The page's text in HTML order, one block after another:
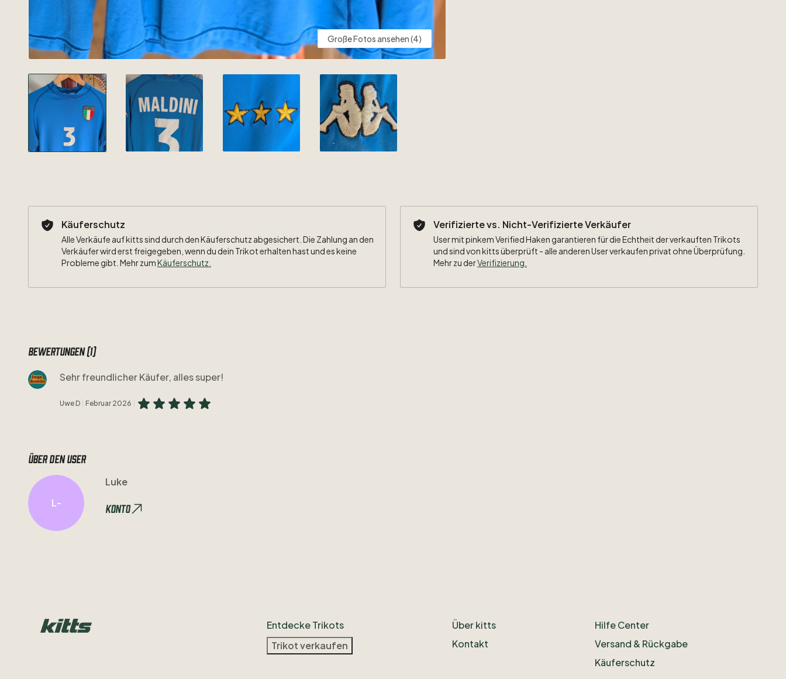
Große Fotos ansehen (4)
Käuferschutz
Alle Verkäufe auf kitts sind durch den Käuferschutz abgesichert. Die Zahlung an den
Verkäufer wird erst freigegeben, wenn du dein Trikot erhalten hast und es keine
Probleme gibt. Mehr zumKäuferschutz
Verifizierte vs. Nicht-Verifizierte Verkäufer
User mit pinkem Verified Haken garantieren für die Echtheit der verkauften Trikots
und sind von kitts überprüft - alle anderen User verkaufen privat ohne Überprüfung.
Mehr zu derVerifizierung.
Bewertungen (1)
Sehr freundlicher Käufer, alles super!
Uwe D Februar 2026
Über den user
L-
Luke
Konto
Entdecke Trikots
Trikot verkaufen
Über kitts
Kontakt
Hilfe Center
Versand & Rückgabe
Käuferschutz